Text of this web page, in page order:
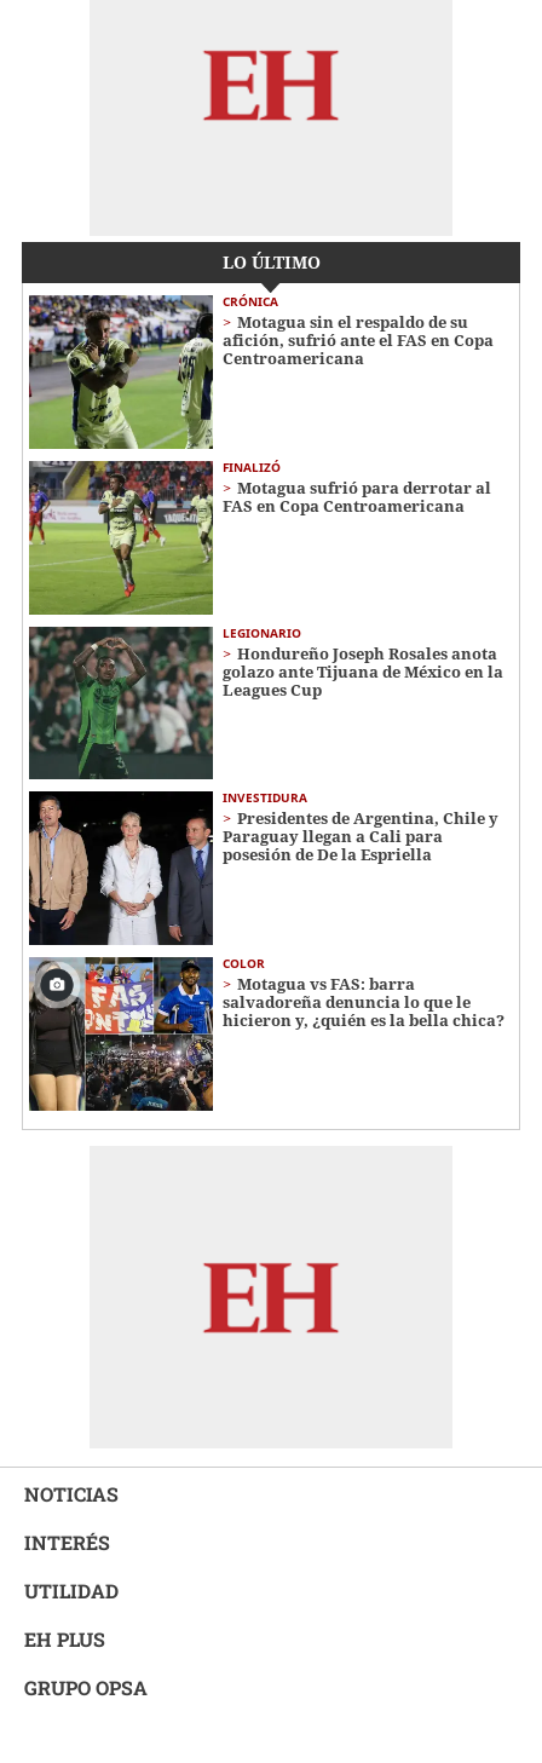
LO ÚLTIMO
CRÓNICA
Motagua sin el respaldo de su
afición, sufrió ante el FAS en Copa
Centroamericana
FINALIZÓ
Motagua sufrió para derrotar al
FAS en Copa Centroamericana
LEGIONARIO
Hondureño Joseph Rosales anota
golazo ante Tijuana de México en la
Leagues Cup
INVESTIDURA
Presidentes de Argentina, Chile y
Paraguay llegan a Cali para
posesión de De la Espriella
COLOR
Motagua vs FAS: barra
salvadoreña denuncia lo que le
hicieron y, ¿quién es la bella chica?
NOTICIAS
INTERÉS
UTILIDAD
EH PLUS
GRUPO OPSA